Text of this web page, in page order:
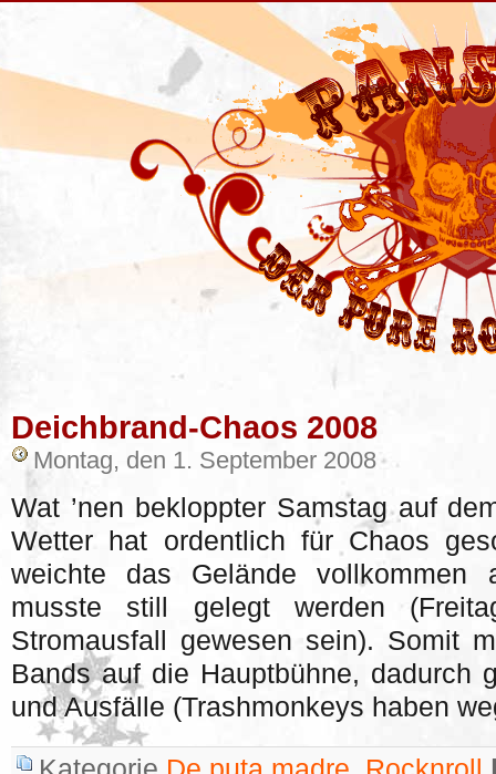
Deichbrand-Chaos 2008
Montag, den 1. September 2008
Wat ’nen bekloppter Samstag auf
Wetter hat ordentlich für Chaos
weichte das Gelände vollkommen
musste still gelegt werden
Stromausfall gewesen sein). Somit
Bands auf die Hauptbühne, dadurch
und Ausfälle (Trashmonkeys haben